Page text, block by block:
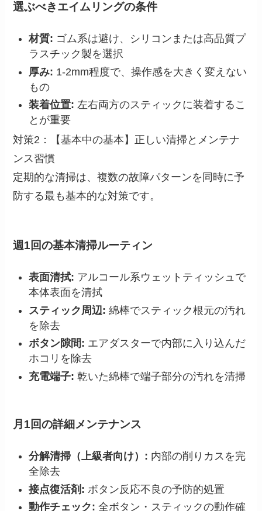
選ぶべきエイムリングの条件
材質: ゴム系は避け、シリコンまたは高品質プ
ラスチック製を選択
厚み: 1-2mm程度で、操作感を大きく変えない
もの
装着位置: 左右両方のスティックに装着するこ
とが重要
対策2：【基本中の基本】正しい清掃とメンテナ
ンス習慣
定期的な清掃は、複数の故障パターンを同時に予
防する最も基本的な対策です。
週1回の基本清掃ルーティン
表面清拭: アルコール系ウェットティッシュで
本体表面を清拭
スティック周辺: 綿棒でスティック根元の汚れ
を除去
ボタン隙間: エアダスターで内部に入り込んだ
ホコリを除去
充電端子: 乾いた綿棒で端子部分の汚れを清掃
月1回の詳細メンテナンス
分解清掃（上級者向け）: 内部の削りカスを完
全除去
接点復活剤: ボタン反応不良の予防的処置
動作チェック: 全ボタン・スティックの動作確